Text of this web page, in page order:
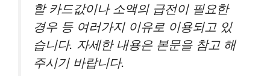
할 카드값이나 소액의 급전이 필요한
경우 등 여러가지 이유로 이용되고 있
습니다. 자세한 내용은 본문을 참고 해
주시기 바랍니다.